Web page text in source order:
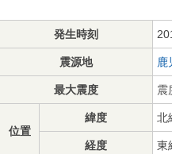
発生時刻
震源地 鹿
最大震度 震
位置
緯度 北
経度 東